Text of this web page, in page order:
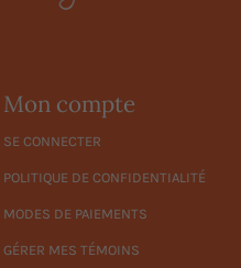
Mon compte
SE CONNECTER
POLITIQUE DE CONFIDENTIALITÉ
MODES DE PAIEMENTS
GÉRER MES TÉMOINS